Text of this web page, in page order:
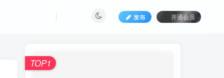
发布 开通会员
TOP1